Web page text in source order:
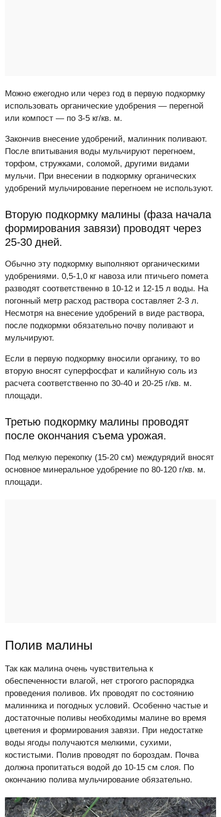
Можно ежегодно или через год в первую подкормку
использовать органические удобрения — перегной
или компост — по 3-5 кг/кв. м.
Закончив внесение удобрений, малинник поливают.
После впитывания воды мульчируют перегноем,
торфом, стружками, соломой, другими видами
мульчи. При внесении в подкормку органических
удобрений мульчирование перегноем не используют.
Вторую подкормку малины (фаза начала
формирования завязи) проводят через
25-30 дней.
Обычно эту подкормку выполняют органическими
удобрениями. 0,5-1,0 кг навоза или птичьего помета
разводят соответственно в 10-12 и 12-15 л воды. На
погонный метр расход раствора составляет 2-3 л.
Несмотря на внесение удобрений в виде раствора,
после подкормки обязательно почву поливают и
мульчируют.
Если в первую подкормку вносили органику, то во
вторую вносят суперфосфат и калийную соль из
расчета соответственно по 30-40 и 20-25 г/кв. м.
площади.
Третью подкормку малины проводят
после окончания съема урожая.
Под мелкую перекопку (15-20 см) междурядий вносят
основное минеральное удобрение по 80-120 г/кв. м.
площади.
Полив малины
Так как малина очень чувствительна к
обеспеченности влагой, нет строгого распорядка
проведения поливов. Их проводят по состоянию
малинника и погодных условий. Особенно частые и
достаточные поливы необходимы малине во время
цветения и формирования завязи. При недостатке
воды ягоды получаются мелкими, сухими,
костистыми. Полив проводят по бороздам. Почва
должна пропитаться водой до 10-15 см слоя. По
окончанию полива мульчирование обязательно.